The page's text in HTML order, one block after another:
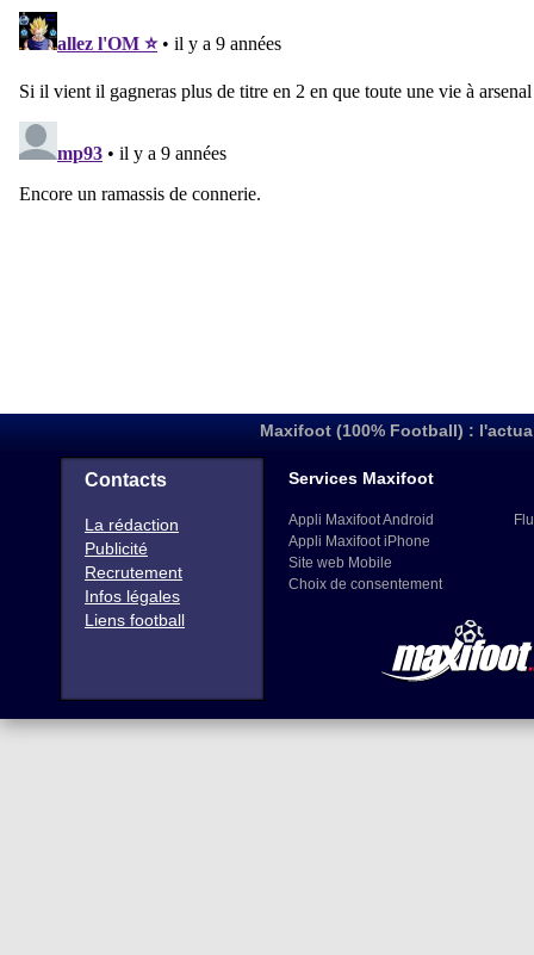
Maxifoot (100% Football) :
Contacts
La rédaction
Publicité
Recrutement
Infos légales
Liens football
Services Maxifoot
Appli Maxifoot Android
Appli Maxifoot iPhone
Site web Mobile
Choix de consentement